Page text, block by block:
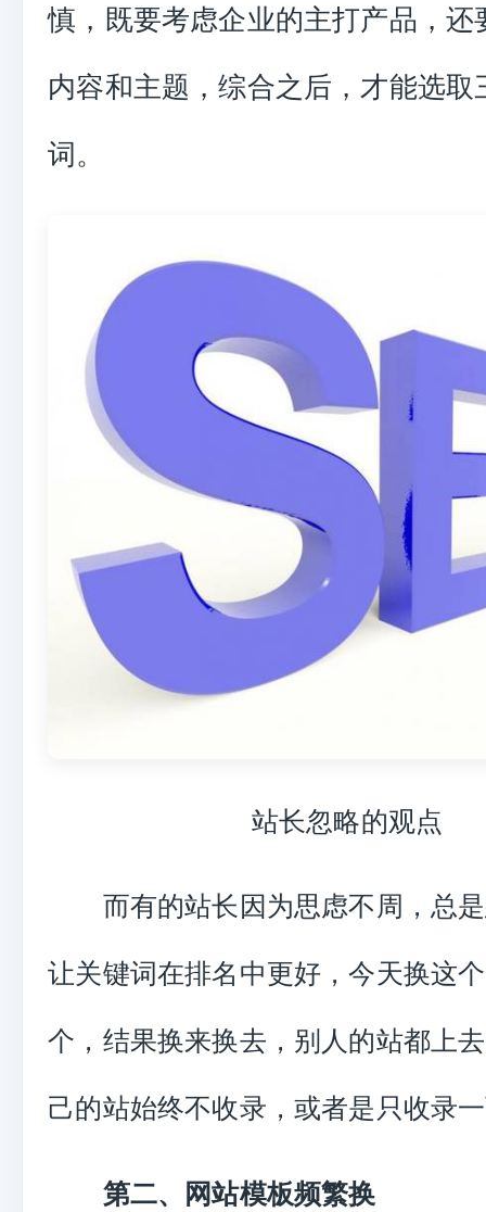
慎，既要考虑企业的主打产品，还
内容和主题，综合之后，才能选取
词。
站长忽略的观点
而有的站长因为思虑不周，总是
让关键词在排名中更好，今天换这
个，结果换来换去，别人的站都上
己的站始终不收录，或者是只收录
第二、网站模板频繁换